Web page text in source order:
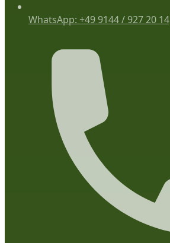
WhatsApp: +49 9144 / 927 20 14